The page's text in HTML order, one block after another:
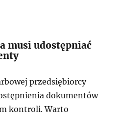
musi udostępniać
przedsiębiorcy
dokumentów
kontroli. Warto